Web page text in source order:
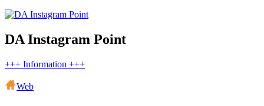
DA Instagram Point
+++ Information +++
Web